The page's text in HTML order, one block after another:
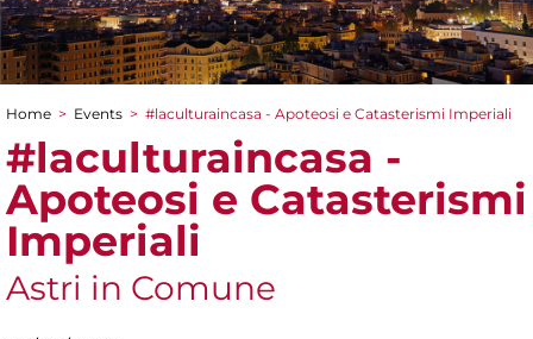
You are here
Home > Events > #laculturaincasa - Apoteosi e Catasterismi Imperiali
#laculturaincasa -
Apoteosi e Catasterismi
Imperiali
Astri in Comune